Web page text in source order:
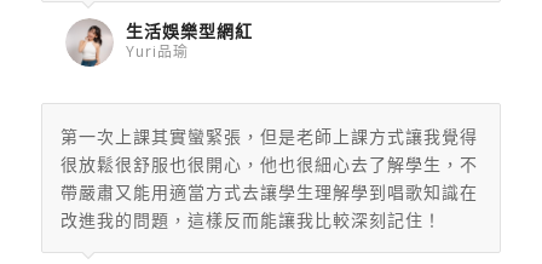
生活娛樂型網紅
Yuri品瑜
第一次上課其實蠻緊張，但是老師上課方式讓我覺得
很放鬆很舒服也很開心，他也很細心去了解學生，不
帶嚴肅又能用適當方式去讓學生理解學到唱歌知識在
改進我的問題，這樣反而能讓我比較深刻記住！